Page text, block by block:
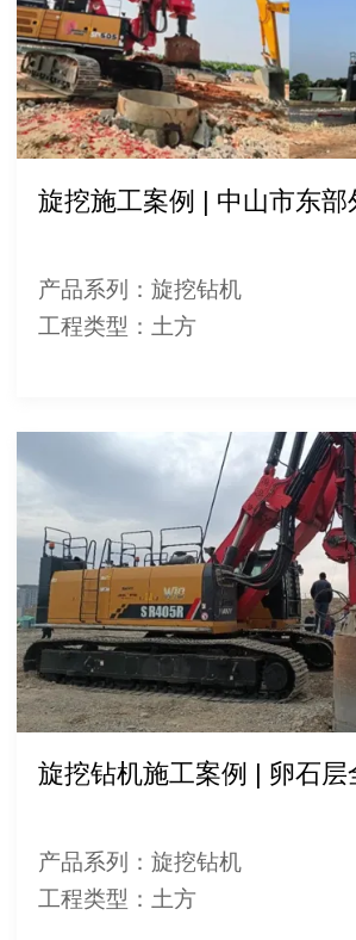
旋挖施工案例 | 中山市东部
产品系列：旋挖钻机
工程类型：土方
旋挖钻机施工案例 | 卵石层
产品系列：旋挖钻机
工程类型：土方